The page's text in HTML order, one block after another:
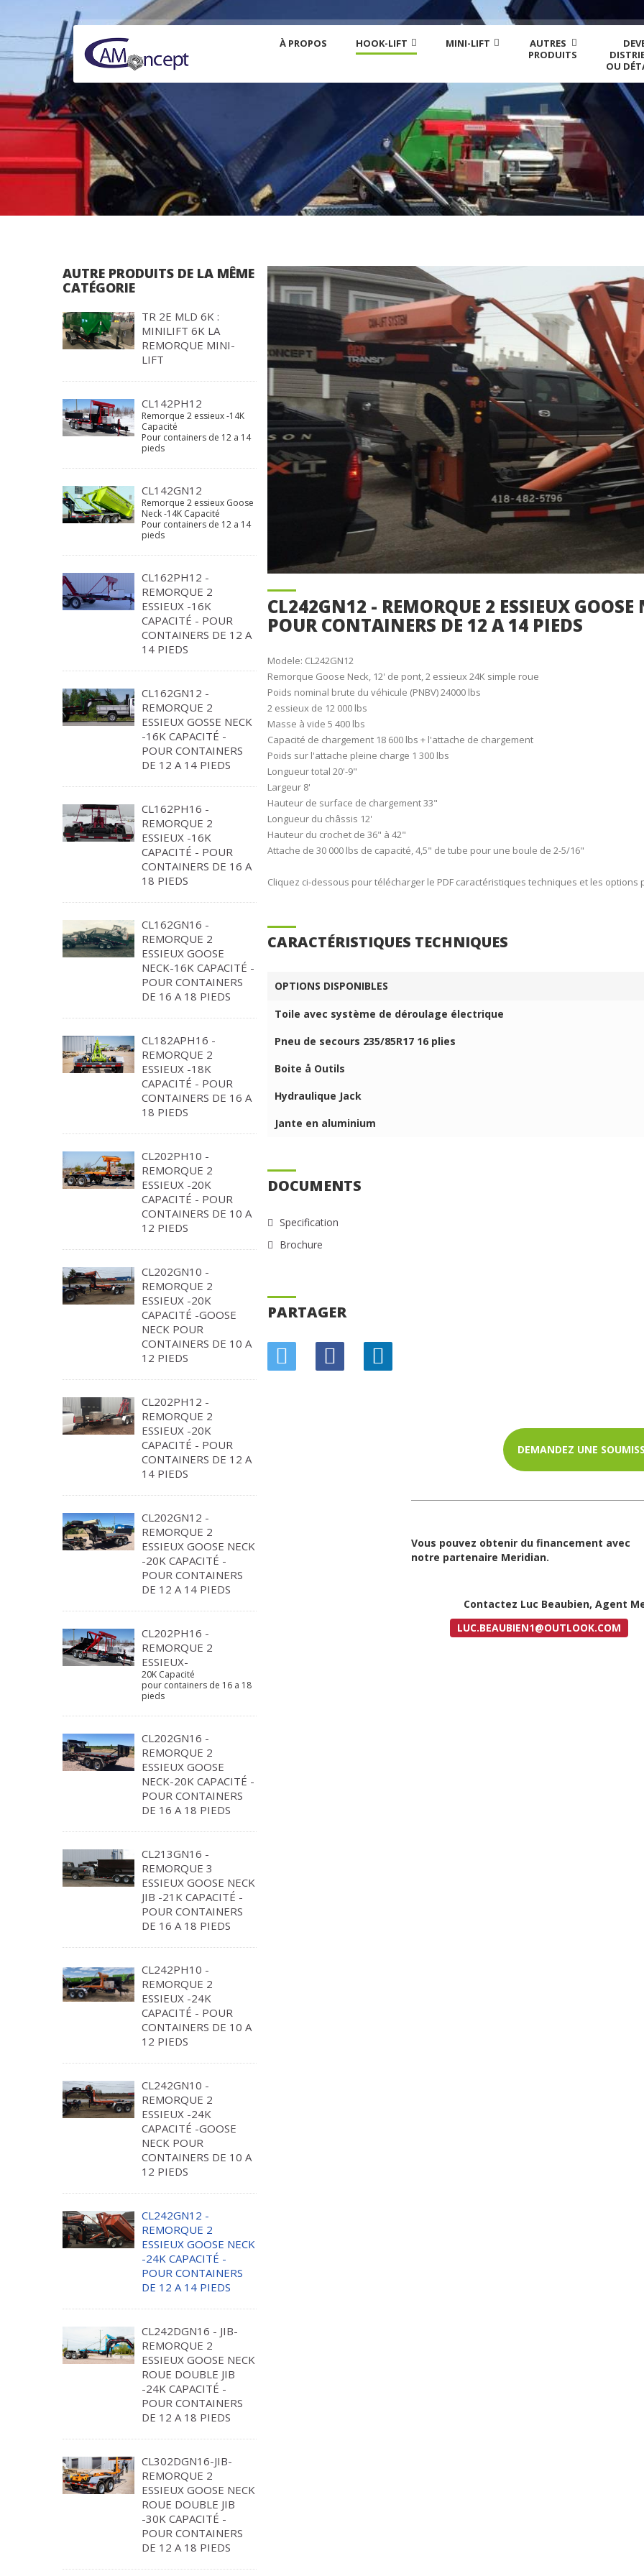
À PROPOS HOOK-LIFT MINI-LIFT
AUTRES
PRODUITS
OU
AUTRE PRODUITS DE LA MÊME
CATÉGORIE
TR 2E MLD 6K :
MINILIFT 6K LA
REMORQUE MINI-
LIFT
CL142PH12
Remorque 2 essieux -14K
Capacité
Pour containers de 12 a 14
pieds
CL142GN12
Remorque 2 essieux Goose
Neck -14K Capacité
Pour containers de 12 a 14
pieds
CL162PH12 -
REMORQUE 2
ESSIEUX -16K
CAPACITÉ - POUR
CONTAINERS DE 12 A
14 PIEDS
CL162GN12 -
REMORQUE 2
ESSIEUX GOSSE NECK
-16K CAPACITÉ -
POUR CONTAINERS
DE 12 A 14 PIEDS
CL162PH16 -
REMORQUE 2
ESSIEUX -16K
CAPACITÉ - POUR
CONTAINERS DE 16 A
18 PIEDS
CL162GN16 -
REMORQUE 2
ESSIEUX GOOSE
NECK-16K CAPACITÉ -
POUR CONTAINERS
DE 16 A 18 PIEDS
CL182APH16 -
REMORQUE 2
ESSIEUX -18K
CAPACITÉ - POUR
CONTAINERS DE 16 A
18 PIEDS
CL202PH10 -
REMORQUE 2
ESSIEUX -20K
CAPACITÉ - POUR
CONTAINERS DE 10 A
12 PIEDS
CL202GN10 -
REMORQUE 2
ESSIEUX -20K
CAPACITÉ -GOOSE
NECK POUR
CONTAINERS DE 10 A
12 PIEDS
CL202PH12 -
REMORQUE 2
ESSIEUX -20K
CAPACITÉ - POUR
CONTAINERS DE 12 A
14 PIEDS
CL202GN12 -
REMORQUE 2
ESSIEUX GOOSE NECK
-20K CAPACITÉ -
POUR CONTAINERS
DE 12 A 14 PIEDS
CL202PH16 -
REMORQUE 2
ESSIEUX-
20K Capacité
pour containers de 16 a 18
pieds
CL202GN16 -
REMORQUE 2
ESSIEUX GOOSE
NECK-20K CAPACITÉ -
POUR CONTAINERS
DE 16 A 18 PIEDS
CL213GN16 -
REMORQUE 3
ESSIEUX GOOSE NECK
JIB -21K CAPACITÉ -
POUR CONTAINERS
DE 16 A 18 PIEDS
CL242PH10 -
REMORQUE 2
ESSIEUX -24K
CAPACITÉ - POUR
CONTAINERS DE 10 A
12 PIEDS
CL242GN10 -
REMORQUE 2
ESSIEUX -24K
CAPACITÉ -GOOSE
NECK POUR
CONTAINERS DE 10 A
12 PIEDS
CL242GN12 -
REMORQUE 2
ESSIEUX GOOSE NECK
-24K CAPACITÉ -
POUR CONTAINERS
DE 12 A 14 PIEDS
CL242DGN16 - JIB-
REMORQUE 2
ESSIEUX GOOSE NECK
ROUE DOUBLE JIB
-24K CAPACITÉ -
POUR CONTAINERS
DE 12 A 18 PIEDS
CL302DGN16-JIB-
REMORQUE 2
ESSIEUX GOOSE NECK
ROUE DOUBLE JIB
-30K CAPACITÉ -
POUR CONTAINERS
DE 12 A 18 PIEDS
CL242GN12 - REMORQUE 2 ESSIEUX
POUR CONTAINERS DE 12 A 14 PIEDS
Modele: CL242GN12
Remorque Goose Neck, 12' de pont, 2 essieux 24K simple roue
Poids nominal brute du véhicule (PNBV) 24000 lbs
2 essieux de 12 000 lbs
Masse à vide 5 400 lbs
Capacité de chargement 18 600 lbs + l'attache de chargement
Poids sur l'attache pleine charge 1 300 lbs
Longueur total 20'-9"
Largeur 8'
Hauteur de surface de chargement 33"
Longueur du châssis 12'
Hauteur du crochet de 36" à 42"
Attache de 30 000 lbs de capacité, 4,5" de tube pour une boule de 2-5/16"
Cliquez ci-dessous pour télécharger le PDF caractéristiques techniques et les
CARACTÉRISTIQUES TECHNIQUES
OPTIONS DISPONIBLES
Toile avec système de déroulage électrique
Pneu de secours 235/85R17 16 plies
Boite å Outils
Hydraulique Jack
Jante en aluminium
DOCUMENTS
Specification
Brochure
PARTAGER
DEMANDEZ UNE
Vous pouvez obtenir du financement avec
notre partenaire Meridian.
Contactez Luc Beaubien, Agent
LUC.BEAUBIEN1@OUTLOOK.COM